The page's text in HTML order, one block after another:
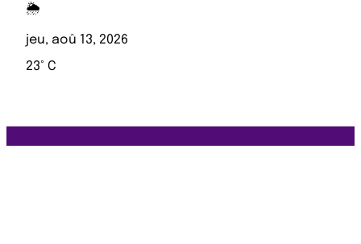
🌦️
jeu, aoû 13, 2026
23° C